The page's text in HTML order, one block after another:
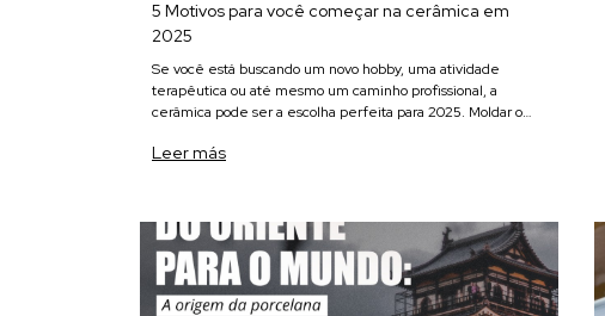
5 Motivos para você começar na cerâmica em
2025
Se você está buscando um novo hobby, uma atividade
terapêutica ou até mesmo um caminho profissional, a
cerâmica pode ser a escolha perfeita para 2025. Moldar o
funcionais ou decorativos – é um pr
Leer más